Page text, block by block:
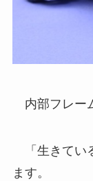
内部フレー
「生きてい
ます。